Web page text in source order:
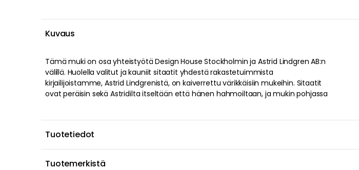
Kuvaus
Tämä muki on osa yhteistyötä Design House Stockholmin ja Astrid Lindgren AB:n
välillä. Huolella valitut ja kauniit sitaatit yhdestä rakastetuimmista
kirjailijoistamme, Astrid Lindgrenistä, on kaiverrettu värikkäisiin mukeihin. Sitaatit
ovat peräisin sekä Astridilta itseltään että hänen hahmoiltaan, ja mukin pohjassa
on kuvitettu hahmo, josta sitaatti on peräisin. Tämän mukin kirjoittama sitaatti
on peräisin Emilistä Lönnebergasta ja kuuluu: Sutta ei suunnitella, se vain
Tuotetiedot
Tuotemerkistä